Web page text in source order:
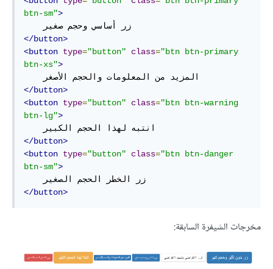
btn-sm">
</button>
<button type="button" class="btn btn-primary
btn-xs">
</button>
<button type="button" class="btn btn-warning
btn-lg">
</button>
<button type="button" class="btn btn-danger
btn-sm">
</button>
مخرجات الشيفرة السابقة: